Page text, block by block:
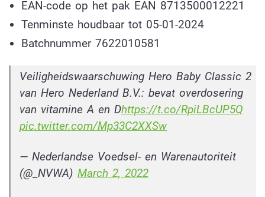
EAN-code op het pak EAN 8713500012221
Tenminste houdbaar tot 05-01-2024
Batchnummer 7622010581
Veiligheidswaarschuwing Hero Baby Classic 2
van Hero Nederland B.V.: bevat overdosering
van vitamine A en Dhttps://t.co/RpiLBcUP5Q
pic.twitter.com/Mp33C2XXSw
— Nederlandse Voedsel- en Warenautoriteit
(@_NVWA) March 2, 2022